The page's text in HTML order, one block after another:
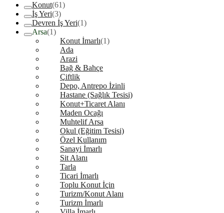
Konut(61)
İş Yeri(3)
Devren İş Yeri(1)
Arsa(1)
Konut İmarlı(1)
Ada
Arazi
Bağ & Bahçe
Çiftlik
Depo, Antrepo İzinli
Hastane (Sağlık Tesisi)
Konut+Ticaret Alanı
Maden Ocağı
Muhtelif Arsa
Okul (Eğitim Tesisi)
Özel Kullanım
Sanayi İmarlı
Sit Alanı
Tarla
Ticari İmarlı
Toplu Konut İçin
Turizm/Konut Alanı
Turizm İmarlı